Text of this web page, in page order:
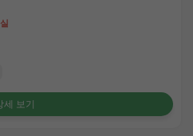
세 보기